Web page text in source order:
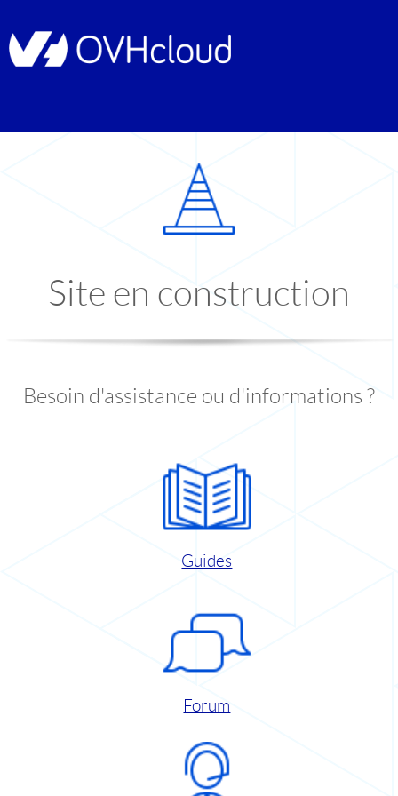
Site en construction
Besoin d'assistance ou d'informations ?
Guides
Forum